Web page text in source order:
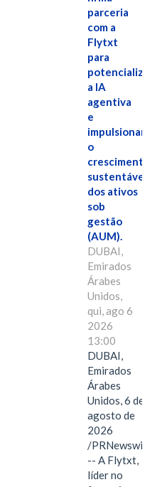
parceria
com a
Flytxt
para
potencializar
a IA
agentiva
e
impulsionar
o
crescimento
sustentável
dos ativos
sob
gestão
(AUM).
DUBAI,
Emirados
Árabes
Unidos,
qui, ago 6
2026
13:00
DUBAI,
Emirados
Árabes
Unidos, 6 de
agosto de
2026
/PRNewswire/
-- A Flytxt,
líder no